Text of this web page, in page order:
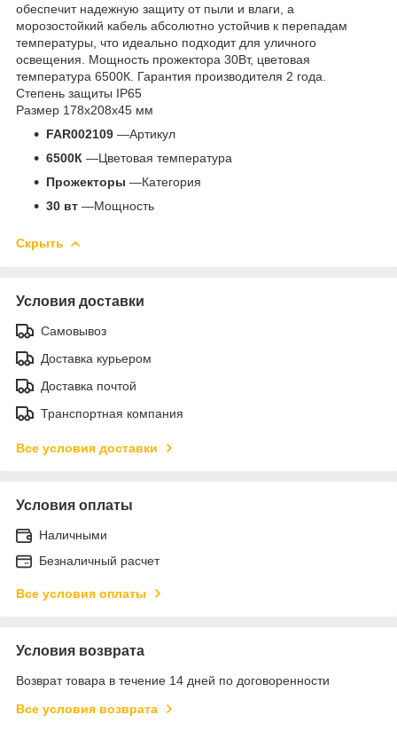
обеспечит надежную защиту от пыли и влаги, а
морозостойкий кабель абсолютно устойчив к перепадам
температуры, что идеально подходит для уличного
освещения. Мощность прожектора 30Вт, цветовая
температура 6500К. Гарантия производителя 2 года.
Степень защиты IP65
Размер 178х208х45 мм
FAR002109 —Артикул
6500К —Цветовая температура
Прожекторы —Категория
30 вт —Мощность
Скрыть
Условия доставки
Самовывоз
Доставка курьером
Доставка почтой
Транспортная компания
Все условия доставки
Условия оплаты
Наличными
Безналичный расчет
Все условия оплаты
Условия возврата
Возврат товара в течение 14 дней по договоренности
Все условия возврата